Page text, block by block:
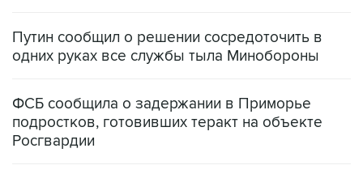
Путин сообщил о решении сосредоточить в
одних руках все службы тыла Минобороны
ФСБ сообщила о задержании в Приморье
подростков, готовивших теракт на объекте
Росгвардии